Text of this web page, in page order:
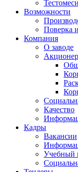
Возможности
Поверка
Компания
О заводе
Качество
Кадры
Вакансии
Учебный